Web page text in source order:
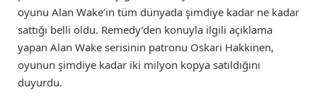
oyunu Alan Wake’in tüm dünyada şimdiye kadar ne kadar
sattığı belli oldu. Remedy’den konuyla ilgili açıklama
yapan Alan Wake serisinin patronu Oskari Hakkinen,
oyunun şimdiye kadar iki milyon kopya satıldığını
duyurdu.